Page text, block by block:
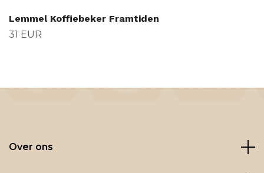
Lemmel Koffiebeker Framtiden
31 EUR
Over ons